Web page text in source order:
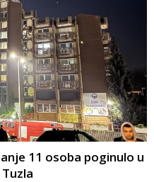
11 osoba poginulo u